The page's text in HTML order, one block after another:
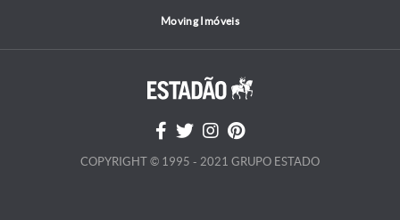
Moving Imóveis
COPYRIGHT © 1995 - 2021 GRUPO ESTADO